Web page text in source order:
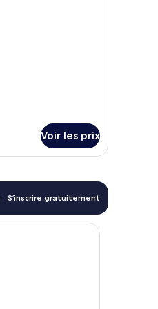
Voir les prix
S’inscrire gratuitement